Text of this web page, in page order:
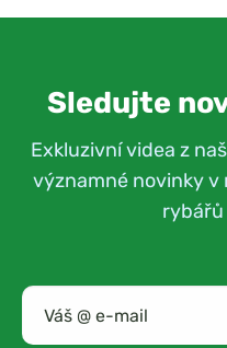
Sledujte
Exkluzivní videa z
významné novinky v